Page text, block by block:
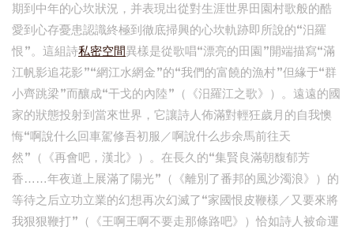
期到中年的心坎狀況，并表現出從對生涯世界田園村歌般的酷
愛到心存憂患認識終極到徹底掃興的心坎軌跡即所說的“汨羅
恨”。這組詩私密空間異樣是從歌唱“漂亮的田園”開端描寫“滿
江帆影追花影”“網江水網金”的“我們的富饒的漁村”但緣于“群
小齊跳梁”而釀成“干戈的內陸”（《汨羅江之歌》）。遠遠的國
家的狀態投射到當來世界，它讓詩人佈滿對輕狂歲月的自我懊
悔“啊說什么回車駕修吾初服／啊說什么步余馬前往天
然”（《再會吧，漢北》）。在長久的“集賢良滿朝馥郁芳
香……年夜道上展滿了陽光”（《離別了番邦的風沙濁浪》）的
等待之后立功立業的幻想再次幻滅了“家國恨皮鞭樣／又要來將
我狠狠鞭打”（《王啊王啊不要走那條路吧》）恰如詩人被命運